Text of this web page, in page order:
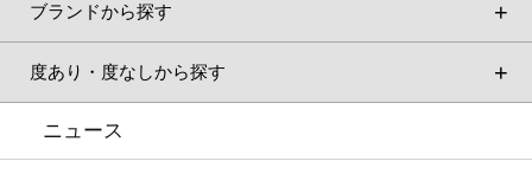
ブランドから探す
度あり・度なしから探す
ニュース